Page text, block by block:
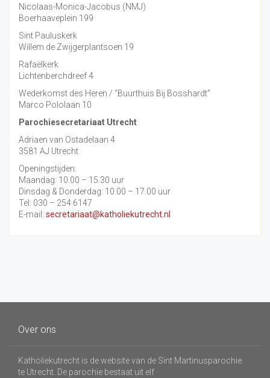
Nicolaas-Monica-Jacobus (NMJ)
Boerhaaveplein 199
Sint Pauluskerk
Willem de Zwijgerplantsoen 19
Rafaëlkerk
Lichtenberchdreef 4
Wederkomst des Heren / “Buurthuis Bij Bosshardt”
Marco Pololaan 10
Parochiesecretariaat Utrecht
Adriaen van Ostadelaan 4
3581 AJ Utrecht
Openingstijden:
Maandag: 10.00 – 15.30 uur
Dinsdag & Donderdag: 10.00 – 17.00 uur
Tel: 030 – 254 6147
E-mail: secretariaat@katholiekutrecht.nl
Over ons
Katholiekutrecht is de website van de Sint Martinusparochie
te Utrecht. De parochie bestaat uit elf